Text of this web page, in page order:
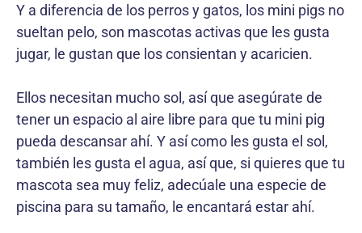
Y a diferencia de los perros y gatos, los mini pigs no
sueltan pelo, son mascotas activas que les gusta
jugar, le gustan que los consientan y acaricien.
Ellos necesitan mucho sol, así que asegúrate de
tener un espacio al aire libre para que tu mini pig
pueda descansar ahí. Y así como les gusta el sol,
también les gusta el agua, así que, si quieres que tu
mascota sea muy feliz, adecúale una especie de
piscina para su tamaño, le encantará estar ahí.